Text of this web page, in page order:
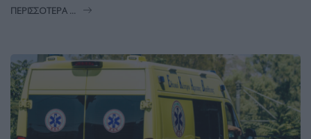
ΠΕΡΙΣΣΌΤΕΡΑ ...